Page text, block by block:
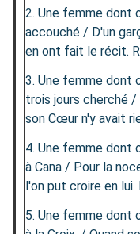
2. Une femme dont
accouché / D'un
en ont fait le récit.
3. Une femme dont
trois jours cherché
son Cœur n'y avait
4. Une femme dont
à Cana / Pour la
l'on put croire en lui.
5. Une femme dont